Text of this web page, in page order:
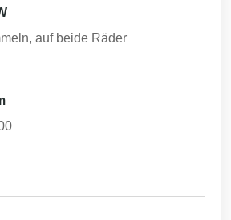
auf beide Räder